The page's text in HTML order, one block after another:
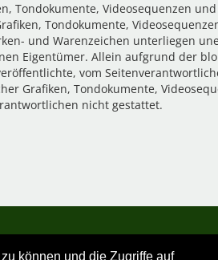
können und die Zugriffe auf
Videosequenzen
Tondokumente,
und Warenzeichen unterliegen
Eigentümer. Allein aufgrund der
vom
Grafiken, Tondokumente,
nicht gestattet.